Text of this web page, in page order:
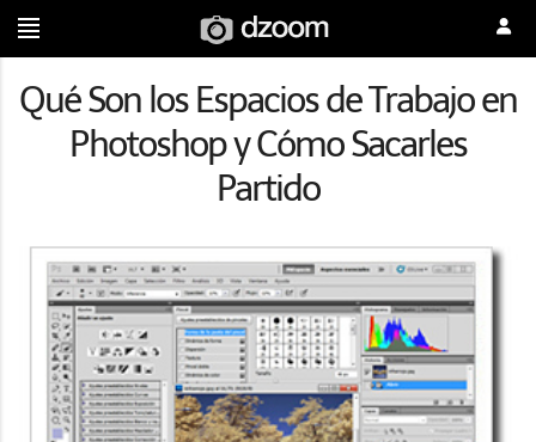
Qué Son los Espacios de Trabajo en
Photoshop y Cómo Sacarles
Partido